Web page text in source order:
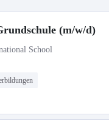
(m/w/d)
School